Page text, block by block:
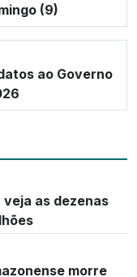
(9)
ao Governo
veja as dezenas
morre